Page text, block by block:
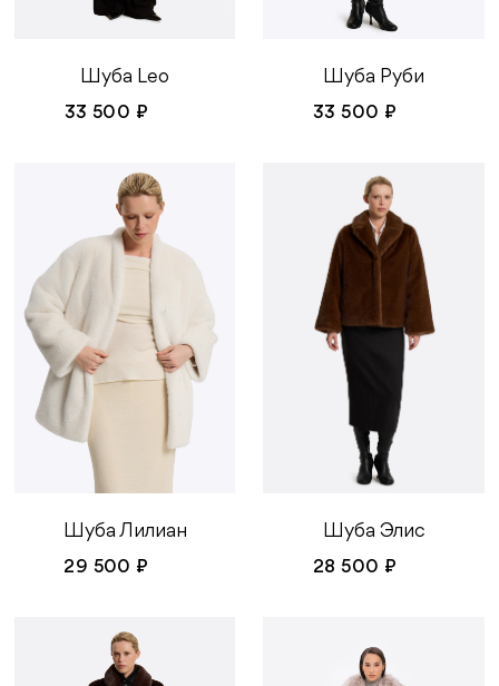
Шуба Leo
33 500 ₽
Шуба Руби
33 500 ₽
Шуба Лилиан
29 500 ₽
Шуба Элис
28 500 ₽